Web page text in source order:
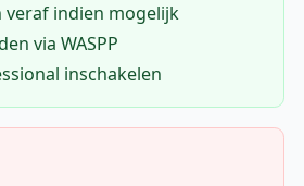
veraf indien mogelijk
via WASPP
inschakelen